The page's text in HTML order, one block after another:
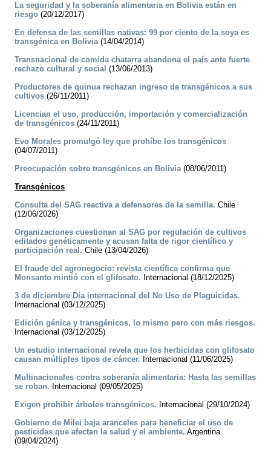
La seguridad y la soberanía alimentaria en Bolivia están en
riesgo (20/12/2017)
En defensa de las semillas nativas: 99 por ciento de la soya es
transgénica en Bolivia(14/04/2014)
Transnacional de comida chatarra abandona el país ante fuerte
rechazo cultural y social (13/06/2013)
Productores de quinua rechazan ingreso de transgénicos a sus
cultivos (26/11/2011)
Licencian el uso, producción, importación y comercialización
de transgénicos (24/11/2011)
Evo Morales promulgó ley que prohíbe los transgénicos
(04/07/2011)
Preocupación sobre transgénicos en Bolivia(08/06/2011)
Transgénicos
Consulta del SAG reactiva a defensores de la semilla. Chile
(12/06/2026)
Organizaciones cuestionan al SAG por regulación de cultivos
editados genéticamente y acusan falta de rigor científico y
participación real. Chile (13/04/2026)
El fraude del agronegocio: revista científica confirma que
Monsanto mintió con el glifosato. Internacional (18/12/2025)
3 de diciembre Día internacional del No Uso de Plaguicidas.
Internacional (03/12/2025)
Edición génica y transgénicos, lo mismo pero con más riesgos.
Internacional (03/12/2025)
Un estudio internacional revela que los herbicidas con glifosato
causan múltiples tipos de cáncer. Internacional (11/06/2025)
Multinacionales contra soberanía alimentaria: Hasta las semillas
se roban. Internacional (09/05/2025)
Exigen prohibir árboles transgénicos. Internacional (29/10/2024)
Gobierno de Milei baja aranceles para beneficiar el uso de
pesticidas que afectan la salud y el ambiente. Argentina
(09/04/2024)